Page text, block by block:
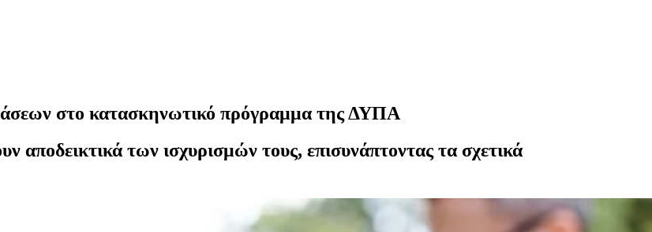
στο κατασκηνωτικό πρόγραμμα της ΔΥΠΑ
αποδεικτικά των ισχυρισμών τους, επισυνάπτοντας τα σχετικά